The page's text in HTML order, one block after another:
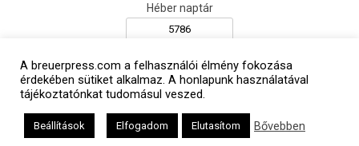
Héber naptár
אב
A breuerpress.com a felhasználói élmény fokozása
érdekében sütiket alkalmaz. A honlapunk használatával
tájékoztatónkat tudomásul veszed.
Beállítások Elfogadom Elutasítom Bővebben